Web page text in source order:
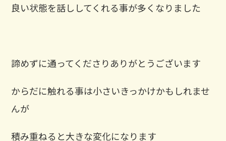
良い状態を話ししてくれる事が多くなりました
諦めずに通ってくださりありがとうございます
からだに触れる事は小さいきっかけかもしれませ
んが
積み重ねると大きな変化になります